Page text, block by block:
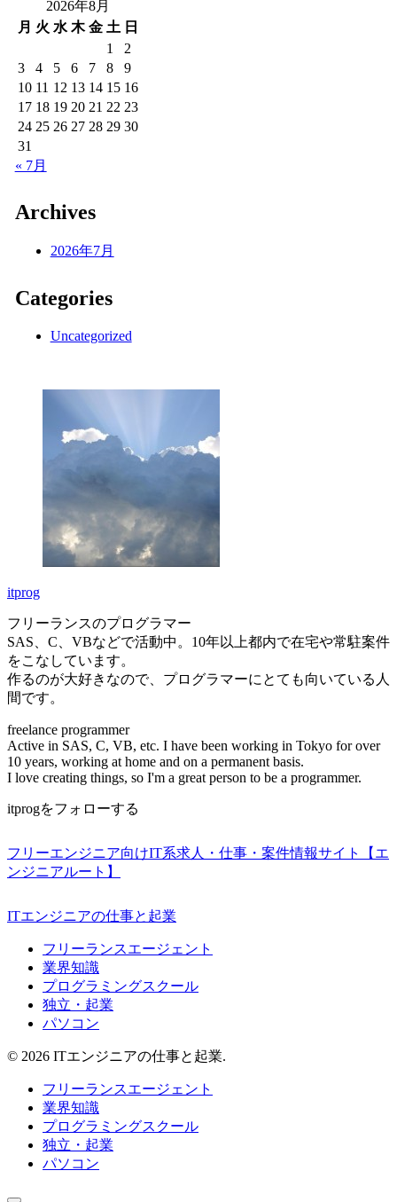
2026年8月
月 火 水 木 金 土 日
1
2
3
4 5 6 7 8
9
10 11 12 13 14 15 16
17 18 19 20 21 22 23
24 25 26 27 28 29 30
31
« 7月
Archives
2026年7月
Categories
Uncategorized
itprog
フリーランスのプログラマー
SAS、C、VBなどで活動中。10年以上都内で在宅や常駐案件
をこなしています。
作るのが大好きなので、プログラマーにとても向いている人
間です。
freelance programmer
Active in SAS, C, VB, etc. I have been working in Tokyo for over
10 years, working at home and on a permanent basis.
I love creating things, so I'm a great person to be a programmer.
itprogをフォローする
フリーエンジニア向けIT系求人・仕事・案件情報サイト【エ
ンジニアルート】
ITエンジニアの仕事と起業
フリーランスエージェント
業界知識
プログラミングスクール
独立・起業
パソコン
© 2026 ITエンジニアの仕事と起業.
フリーランスエージェント
業界知識
プログラミングスクール
独立・起業
パソコン